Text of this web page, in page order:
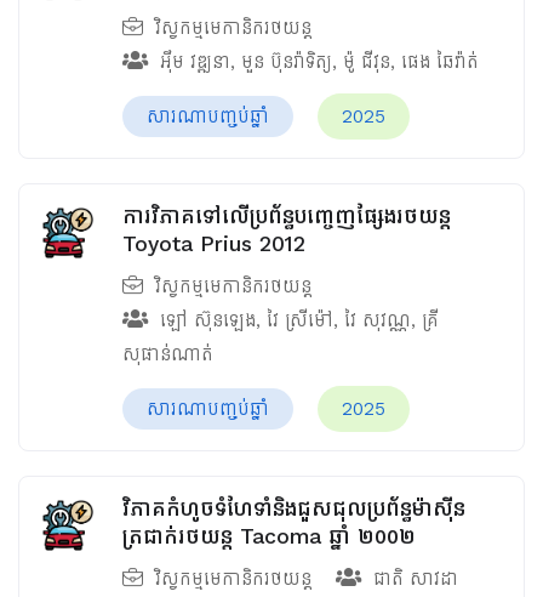
វិស្វកម្មមេកានិករថយន្ត
អ៊ឹម វឌ្ឍនា, មួន ប៊ុនរ៉ាទិត្យ, ម៉ូ ជីវុន, ផេង ឆៃវ៉ាត់
សារណាបញ្ចប់ឆ្នាំ 2025
ការវិភាគទៅលើប្រព័ន្ធបញ្ចេញផ្សែងរថយន្ត
Toyota Prius 2012
វិស្វកម្មមេកានិករថយន្ត
ឡៅ ស៊ុនឡេង, វៃ ស្រីម៉ៅ, វៃ សុវណ្ណ, គ្រី
សុផាន់ណាត់
សារណាបញ្ចប់ឆ្នាំ 2025
វិភាគកំហូចទំហែទាំនិងជួសជុលប្រព័ន្ធម៉ាស៊ីន
ត្រជាក់រថយន្ត Tacoma ឆ្នាំ ២០០២
វិស្វកម្មមេកានិករថយន្ត ជាតិ​​ សាវដា